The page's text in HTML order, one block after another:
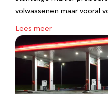
volwassenen maar vooral
Lees meer